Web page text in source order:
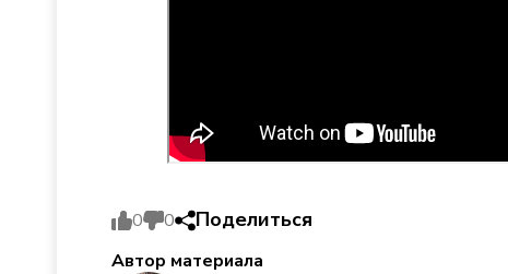
0 0 Поделиться
Автор материала